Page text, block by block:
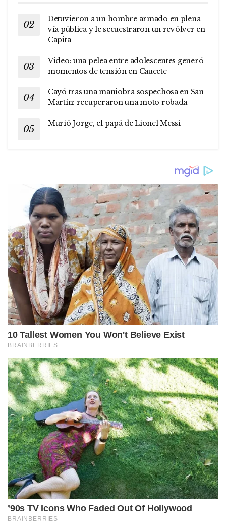
Detuvieron a un hombre armado en plena
vía pública y le secuestraron un revólver en
Capita
Video: una pelea entre adolescentes generó
momentos de tensión en Caucete
Cayó tras una maniobra sospechosa en San
Martín: recuperaron una moto robada
Murió Jorge, el papá de Lionel Messi